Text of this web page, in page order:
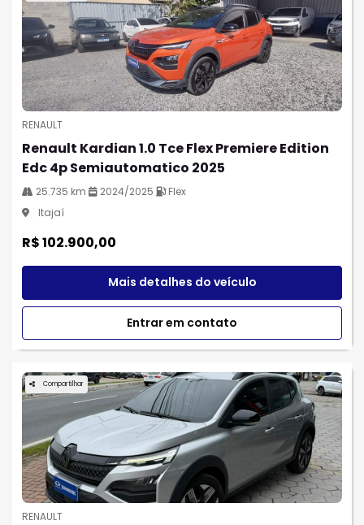
RENAULT
Renault Kardian 1.0 Tce Flex Premiere Edition
Edc 4p Semiautomatico 2025
25.735 km 2024/2025
Flex
Itajaí
R$ 102.900,00
Mais detalhes do veículo
Entrar em contato
Compartilhar
RENAULT